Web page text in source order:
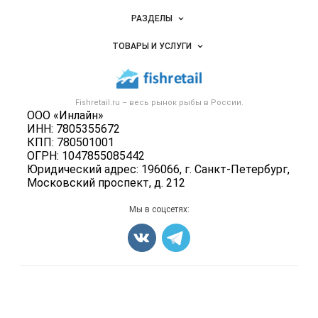
Fishretail.ru – весь рынок рыбы в России.
ООО «Инлайн»
ИНН: 7805355672
КПП: 780501001
ОГРН: 1047855085442
Юридический адрес: 196066, г. Санкт-Петербург,
Московский проспект, д. 212
Новости Fishretail.ru
Размещение рекламы
Публичная оферта
Контактная информация
Политика обработки персональных данных
РАЗДЕЛЫ
Объявления
Новости рынка
Вакансии
Блог
ТОВАРЫ И УСЛУГИ
Икра
Рыбопосадочный материал
Полуфабрикаты
Консервы
Карта объявлений
Мы в соцсетях: